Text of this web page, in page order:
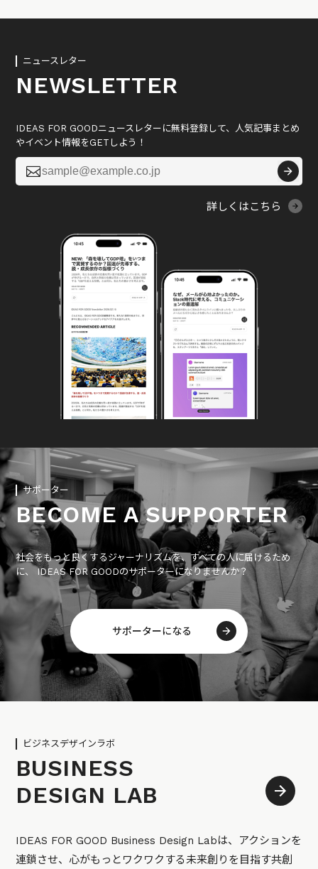
ニュースレター
NEWSLETTER
IDEAS FOR GOODニュースレターに無料登録して、人気記事まとめ
やイベント情報をGETしよう！

詳しくはこちら
サポーター
BECOME A SUPPORTER
社会をもっと良くするジャーナリズムを、すべての人に届けるため
に、 IDEAS FOR GOODのサポーターになりませんか？
サポーターになる
ビジネスデザインラボ
BUSINESS
DESIGN LAB
IDEAS FOR GOOD Business Design Labは、アクションを
連鎖させ、心がもっとワクワクする未来創りを目指す共創